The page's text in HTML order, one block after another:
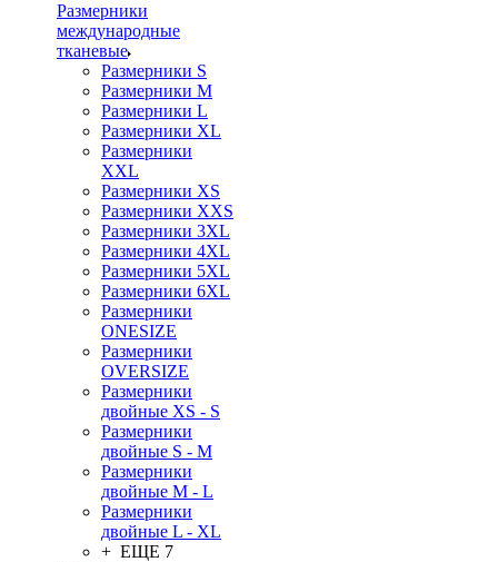
Размерники
международные
тканевые
Размерники S
Размерники M
Размерники L
Размерники XL
Размерники
XXL
Размерники XS
Размерники XXS
Размерники 3XL
Размерники 4XL
Размерники 5XL
Размерники 6XL
Размерники
ONESIZE
Размерники
OVERSIZE
Размерники
двойные XS - S
Размерники
двойные S - M
Размерники
двойные M - L
Размерники
двойные L - XL
+ ЕЩЕ 7